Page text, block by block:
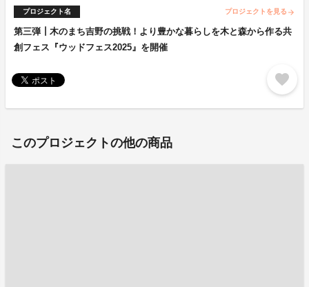
プロジェクト名 プロジェクトを見る arrow_forward
第三弾┃木のまち吉野の挑戦！より豊かな暮らしを木と森から作る共
創フェス『ウッドフェス2025』を開催
favorite
このプロジェクトの他の商品